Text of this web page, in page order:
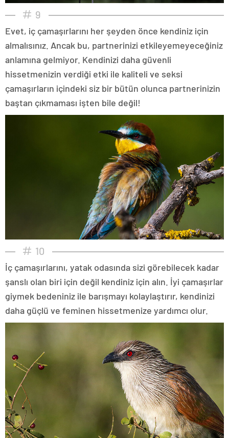
9
Evet, iç çamaşırlarını her şeyden önce kendiniz için
almalısınız. Ancak bu, partnerinizi etkileyemeyeceğiniz
anlamına gelmiyor. Kendinizi daha güvenli
hissetmenizin verdiği etki ile kaliteli ve seksi
çamaşırların içindeki siz bir bütün olunca partnerinizin
baştan çıkmaması işten bile değil!
10
İç çamaşırlarını, yatak odasında sizi görebilecek kadar
şanslı olan biri için değil kendiniz için alın. İyi çamaşırlar
giymek bedeniniz ile barışmayı kolaylaştırır, kendinizi
daha güçlü ve feminen hissetmenize yardımcı olur.